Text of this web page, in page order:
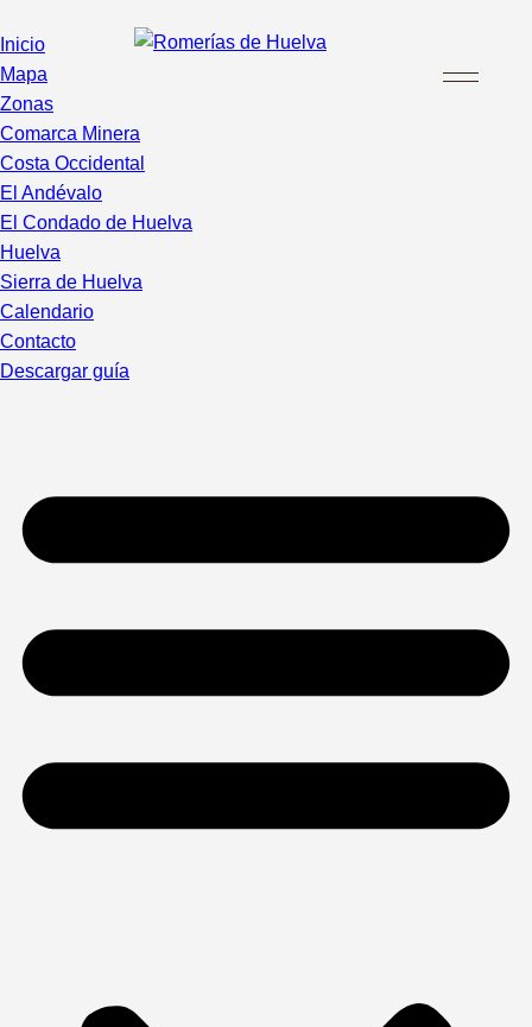
Inicio
Mapa
Zonas
Comarca Minera
Costa Occidental
El Andévalo
El Condado de Huelva
Huelva
Sierra de Huelva
Calendario
Contacto
Descargar guía